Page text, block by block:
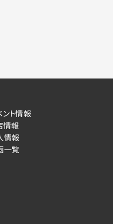
名、住所、電話番号、メールア
ビスが提供する事業主専用の管
人情報を送信した事業主（広告
よるお客様に対するサービス
ント情報
情報
情報
一覧